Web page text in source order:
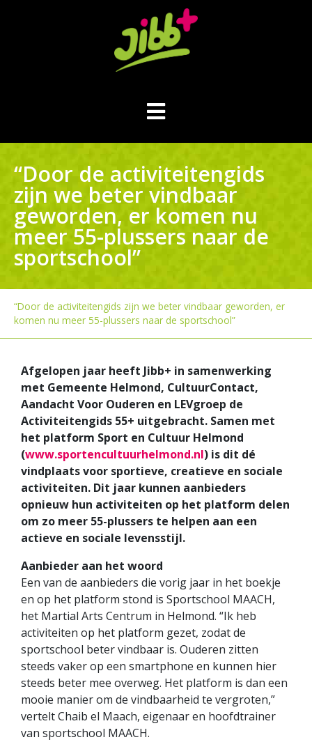
“Door de activiteitengids
zijn we beter vindbaar
geworden, er komen nu
meer 55-plussers naar de
sportschool”
“Door de activiteitengids zijn we beter vindbaar geworden, er
komen nu meer 55-plussers naar de sportschool”
Afgelopen jaar heeft Jibb+ in samenwerking
met Gemeente Helmond, CultuurContact,
Aandacht Voor Ouderen en LEVgroep de
Activiteitengids 55+ uitgebracht. Samen met
het platform Sport en Cultuur Helmond
(www.sportencultuurhelmond.nl) is dit dé
vindplaats voor sportieve, creatieve en sociale
activiteiten. Dit jaar kunnen aanbieders
opnieuw hun activiteiten op het platform delen
om zo meer 55-plussers te helpen aan een
actieve en sociale levensstijl.
Aanbieder aan het woord
Een van de aanbieders die vorig jaar in het boekje
en op het platform stond is Sportschool MAACH,
het Martial Arts Centrum in Helmond. “Ik heb
activiteiten op het platform gezet, zodat de
sportschool beter vindbaar is. Ouderen zitten
steeds vaker op een smartphone en kunnen hier
steeds beter mee overweg. Het platform is dan een
mooie manier om de vindbaarheid te vergroten,”
vertelt Chaib el Maach, eigenaar en hoofdtrainer
van sportschool MAACH.